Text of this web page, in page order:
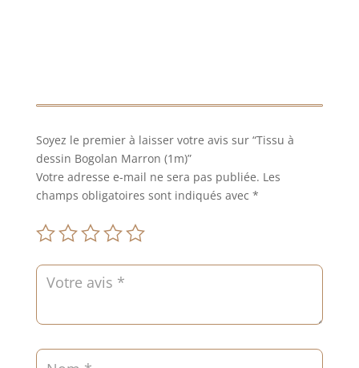
Soyez le premier à laisser votre avis sur “Tissu à
dessin Bogolan Marron (1m)”
Votre adresse e-mail ne sera pas publiée. Les
champs obligatoires sont indiqués avec *